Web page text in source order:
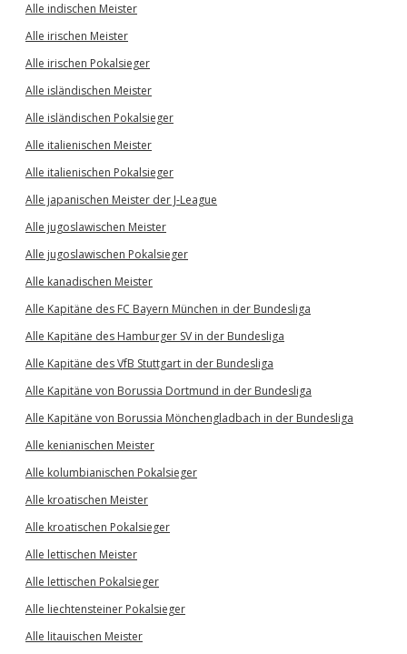
Alle indischen Meister
Alle irischen Meister
Alle irischen Pokalsieger
Alle isländischen Meister
Alle isländischen Pokalsieger
Alle italienischen Meister
Alle italienischen Pokalsieger
Alle japanischen Meister der J-League
Alle jugoslawischen Meister
Alle jugoslawischen Pokalsieger
Alle kanadischen Meister
Alle Kapitäne des FC Bayern München in der Bundesliga
Alle Kapitäne des Hamburger SV in der Bundesliga
Alle Kapitäne des VfB Stuttgart in der Bundesliga
Alle Kapitäne von Borussia Dortmund in der Bundesliga
Alle Kapitäne von Borussia Mönchengladbach in der Bundesliga
Alle kenianischen Meister
Alle kolumbianischen Pokalsieger
Alle kroatischen Meister
Alle kroatischen Pokalsieger
Alle lettischen Meister
Alle lettischen Pokalsieger
Alle liechtensteiner Pokalsieger
Alle litauischen Meister